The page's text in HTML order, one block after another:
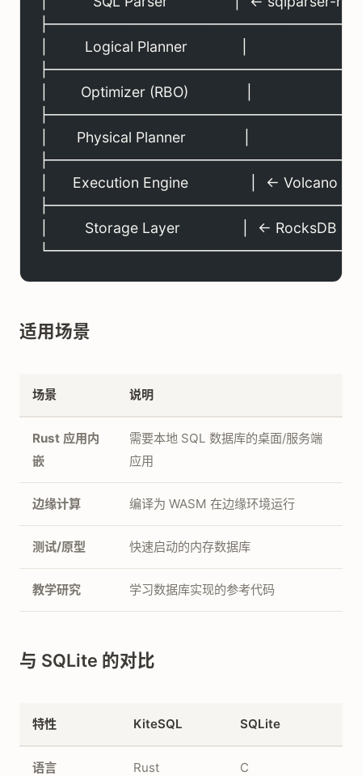
│         Logical Planner             │
│        Optimizer (RBO)              │
│       Physical Planner              │
│      Execution Engine               │  ← Volcano 模
│         Storage Layer               │  ← RocksDB
适用场景
场景 说明
Rust 应用内
嵌
需要本地 SQL 数据库的桌面/服务端
应用
边缘计算 编译为 WASM 在边缘环境运行
测试/原型 快速启动的内存数据库
教学研究 学习数据库实现的参考代码
与 SQLite 的对比
特性 KiteSQL SQLite
语言 Rust C